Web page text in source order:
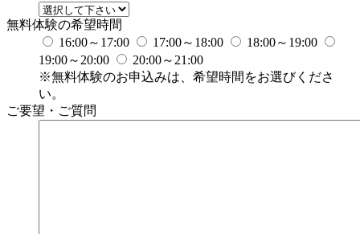
無料体験の希望時間
16:00～17:00
17:00～18:00
18:00～19:00
19:00～20:00
20:00～21:00
※無料体験のお申込みは、希望時間をお選びくださ
い。
ご要望・ご質問